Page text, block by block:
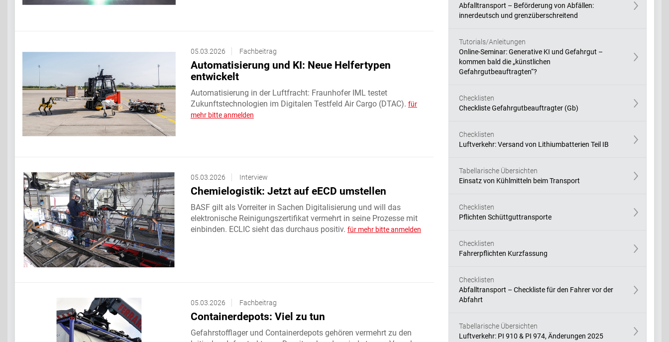
05.03.2026 Fachbeitrag
Automatisierung und KI: Neue Helfertypen
entwickelt
Automatisierung in der Luftfracht: Fraunhofer IML testet
Zukunftstechnologien im Digitalen Testfeld Air Cargo (DTAC). für
mehr bitte anmelden
05.03.2026 Interview
Chemielogistik: Jetzt auf eECD umstellen
BASF gilt als Vorreiter in Sachen Digitalisierung und will das
elektronische Reinigungszertifikat vermehrt in seine Prozesse mit
einbinden. ECLIC sieht das durchaus positiv. für mehr bitte anmelden
05.03.2026 Fachbeitrag
Containerdepots: Viel zu tun
Gefahrstofflager und Containerdepots gehören vermehrt zu den
Abfalltransport – Beförderung von Abfällen:
innerdeutsch und grenzüberschreitend
Tutorials/Anleitungen
Online-Seminar: Generative KI und Gefahrgut –
kommen bald die „künstlichen
Gefahrgutbeauftragten“?
Checklisten
Checkliste Gefahrgutbeauftragter (Gb)
Checklisten
Luftverkehr: Versand von Lithiumbatterien Teil IB
Tabellarische Übersichten
Einsatz von Kühlmitteln beim Transport
Checklisten
Pflichten Schüttguttransporte
Checklisten
Fahrerpflichten Kurzfassung
Checklisten
Abfalltransport – Checkliste für den Fahrer vor der
Abfahrt
Tabellarische Übersichten
Luftverkehr: PI 910 & PI 974, Änderungen 2025